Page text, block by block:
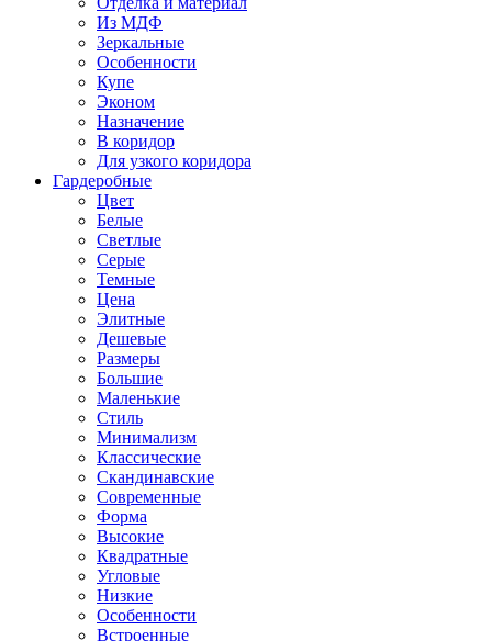
Из МДФ
Зеркальные
Особенности
Купе
Эконом
Назначение
В коридор
Для узкого коридора
Гардеробные
Цвет
Белые
Светлые
Серые
Темные
Цена
Элитные
Дешевые
Размеры
Большие
Маленькие
Стиль
Минимализм
Классические
Скандинавские
Современные
Форма
Высокие
Квадратные
Угловые
Низкие
Особенности
Встроенные